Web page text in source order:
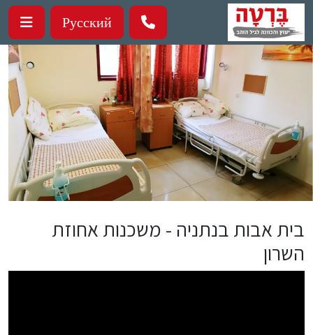
דילוג לתוכן העיקרי
Русский
בית אבות בנתניה - משכנות אחוזת
השרון